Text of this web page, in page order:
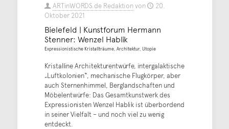
ARTinWORDS.de Redaktionvon
20.
Oktober 2021
Bielefeld | Kunstforum Hermann
Stenner: Wenzel Hablik
Expressionistische Kristallträume, Architektur, Utopie
Kristalline Architekturentwürfe, intergalaktische
„Luftkolonien“, mechanische Flugkörper, aber
auch Sternenhimmel, Berglandschaften und
Möbelentwürfe: Das Gesamtkunstwerk des
Expressionisten Wenzel Hablik ist überbordend
in seiner Vielfalt – und noch viel zu wenig
entdeckt.